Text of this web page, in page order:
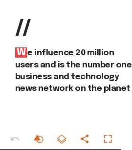
//
W e influence 20 million
users and is the number one
business and technology
news network on the planet